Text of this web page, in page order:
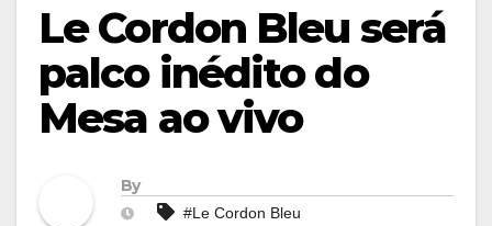
Le Cordon Bleu será
palco inédito do
Mesa ao vivo
By
#Le Cordon Bleu